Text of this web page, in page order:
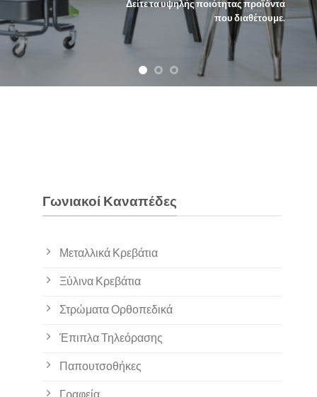
Γωνιακοί Καναπέδες
Μεταλλικά Κρεβάτια
Ξύλινα Κρεβάτια
Στρώματα Ορθοπεδικά
Έπιπλα Τηλεόρασης
Παπουτσοθήκες
Γραφεία